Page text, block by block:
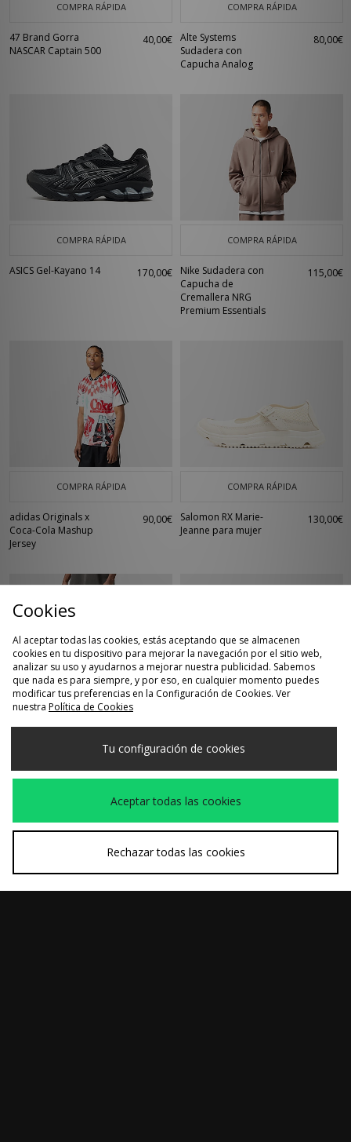
COMPRA RÁPIDA
47 Brand Gorra
NASCAR Captain 500
40,00€
COMPRA RÁPIDA
Alte Systems
Sudadera con
Capucha Analog
80,00€
COMPRA RÁPIDA
ASICS Gel-Kayano 14 170,00€
COMPRA RÁPIDA
Nike Sudadera con
Capucha de
Cremallera NRG
Premium Essentials
115,00€
COMPRA RÁPIDA
adidas Originals x
Coca-Cola Mashup
Jersey
90,00€
COMPRA RÁPIDA
Salomon RX Marie-
Jeanne para mujer
130,00€
Carpenter
75,00€
adidas Originals ZX
Cookies
Al aceptar todas las cookies, estás aceptando que se almacenen
cookies en tu dispositivo para mejorar la navegación por el sitio web,
analizar su uso y ayudarnos a mejorar nuestra publicidad. Sabemos
que nada es para siempre, y por eso, en cualquier momento puedes
modificar tus preferencias en la Configuración de Cookies. Ver
nuestra Política de Cookies
Tu configuración de cookies
Aceptar todas las cookies
Rechazar todas las cookies